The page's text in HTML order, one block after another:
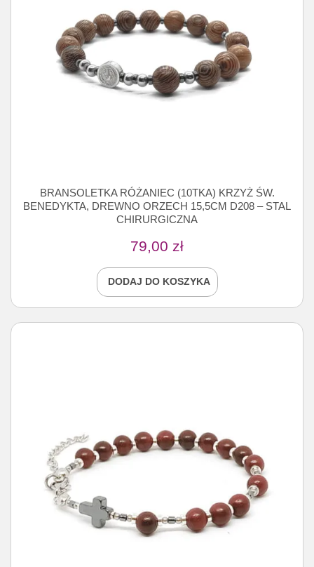
BRANSOLETKA RÓŻANIEC (10TKA) KRZYŻ ŚW.
BENEDYKTA, DREWNO ORZECH 15,5CM D208 – STAL
CHIRURGICZNA
79,00 zł
DODAJ DO KOSZYKA